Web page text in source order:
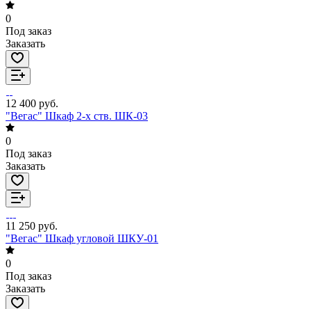
0
Под заказ
Заказать
12 400 руб.
"Вегас" Шкаф 2-х ств. ШК-03
0
Под заказ
Заказать
11 250 руб.
"Вегас" Шкаф угловой ШКУ-01
0
Под заказ
Заказать